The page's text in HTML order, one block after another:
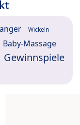
Wickeln
Baby-Massage
Gewinnspiele